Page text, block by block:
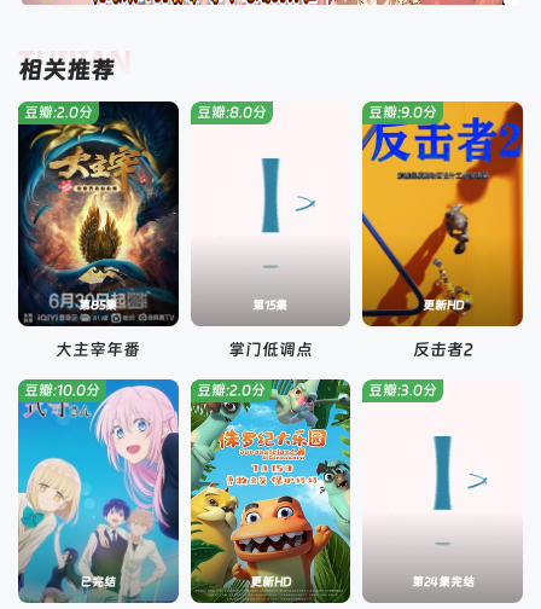
相关推荐
TUIJIAN
第85集
豆瓣:2.0分
大主宰年番
第15集
豆瓣:8.0分
掌门低调点
更新HD
豆瓣:9.0分
反击者2
已完结
豆瓣:10.0分
更新HD
豆瓣:2.0分
第24集完结
豆瓣:3.0分